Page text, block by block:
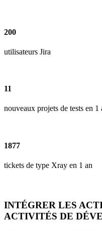
200
utilisateurs Jira
11
nouveaux projets de tests en 1
1877
tickets de type Xray en 1 an
INTÉGRER LES
ACTIVITÉS DE